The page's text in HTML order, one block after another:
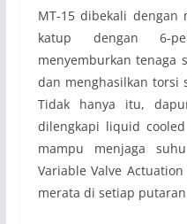
MT-15 dibekali dengan
katup dengan 6-
menyemburkan tenaga
dan menghasilkan torsi
Tidak hanya itu,
dilengkapi liquid
mampu menjaga
Variable Valve
merata di setiap